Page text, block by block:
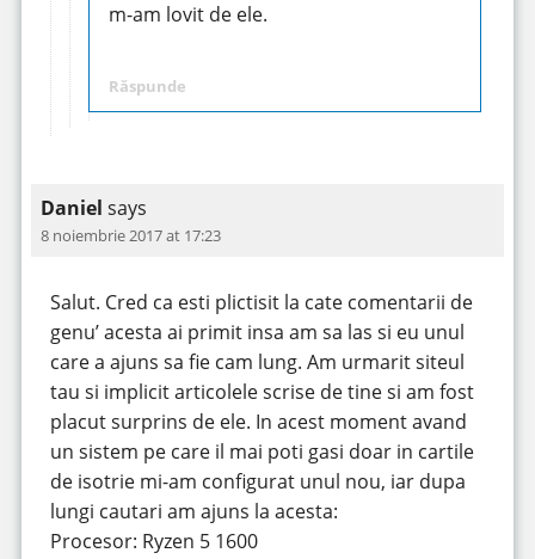
m-am lovit de ele.
Răspunde
Daniel says
8 noiembrie 2017 at 17:23
Salut. Cred ca esti plictisit la cate comentarii de
genu’ acesta ai primit insa am sa las si eu unul
care a ajuns sa fie cam lung. Am urmarit siteul
tau si implicit articolele scrise de tine si am fost
placut surprins de ele. In acest moment avand
un sistem pe care il mai poti gasi doar in cartile
de isotrie mi-am configurat unul nou, iar dupa
lungi cautari am ajuns la acesta:
Procesor: Ryzen 5 1600